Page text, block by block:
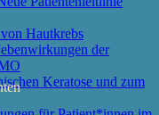
Hautkrebs
der
Keratose und zum